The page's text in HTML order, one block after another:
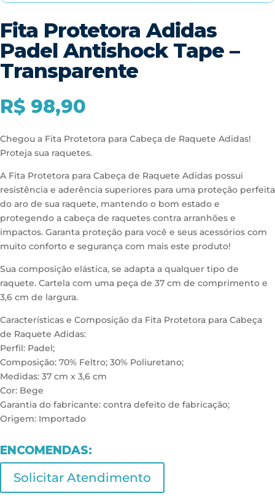
Fita Protetora Adidas
Padel Antishock Tape –
Transparente
R$ 98,90
Chegou a Fita Protetora para Cabeça de Raquete Adidas!
Proteja sua raquetes.
A Fita Protetora para Cabeça de Raquete Adidas possui
resistência e aderência superiores para uma proteção perfeita
do aro de sua raquete, mantendo o bom estado e
protegendo a cabeça de raquetes contra arranhões e
impactos. Garanta proteção para você e seus acessórios com
muito conforto e segurança com mais este produto!
Sua composição elástica, se adapta a qualquer tipo de
raquete. Cartela com uma peça de 37 cm de comprimento e
3,6 cm de largura.
Características e Composição da Fita Protetora para Cabeça
de Raquete Adidas:
Perfil: Padel;
Composição: 70% Feltro; 30% Poliuretano;
Medidas: 37 cm x 3,6 cm
Cor: Bege
Garantia do fabricante: contra defeito de fabricação;
Origem: Importado
ENCOMENDAS:
Solicitar Atendimento